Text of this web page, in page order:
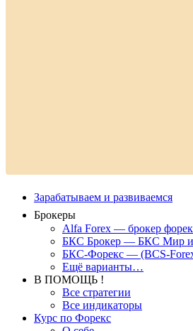
Зарабатываем и развиваемся
Брокеры
Alfa Forex — брокер
БКС Брокер — БКС Мир
БКС-Форекс — (BCS-
Ещё варианты…
В ПОМОЩЬ !
Все стратегии
Все индикаторы
Курс по Форекс